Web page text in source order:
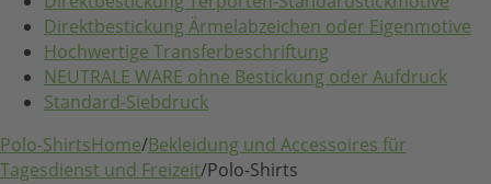
Direktbestickung Ärmelabzeichen oder Eigenmotive
Hochwertige Transferbeschriftung
NEUTRALE WARE ohne Bestickung oder Aufdruck
Standard-Siebdruck
Polo-ShirtsHome/Bekleidung und Accessoires für
Tagesdienst und Freizeit/Polo-Shirts